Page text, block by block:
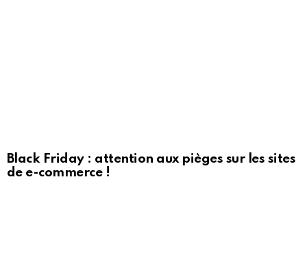
Black Friday : attention aux pièges sur les sites
de e-commerce !